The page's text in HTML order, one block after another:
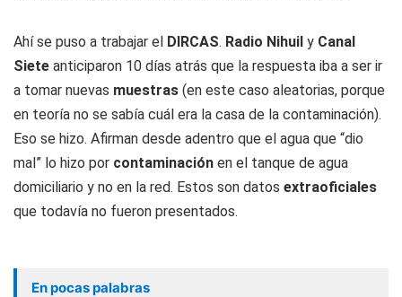
Ahí se puso a trabajar el DIRCAS. Radio Nihuil y Canal
Siete anticiparon 10 días atrás que la respuesta iba a ser ir
a tomar nuevas muestras (en este caso aleatorias, porque
en teoría no se sabía cuál era la casa de la contaminación).
Eso se hizo. Afirman desde adentro que el agua que “dio
mal” lo hizo por contaminación en el tanque de agua
domiciliario y no en la red. Estos son datos extraoficiales
que todavía no fueron presentados.
En pocas palabras